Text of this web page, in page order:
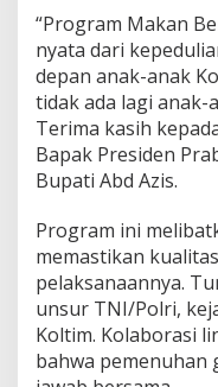
i
s
“Program Makan
nyata dari
depan anak-anak
tidak ada lagi anak-
Terima kasih
Bapak Presiden
Bupati Abd Azis.
Program ini
memastikan
pelaksanaannya.
unsur TNI/Polri,
Koltim. Kolaborasi
bahwa pemenuhan